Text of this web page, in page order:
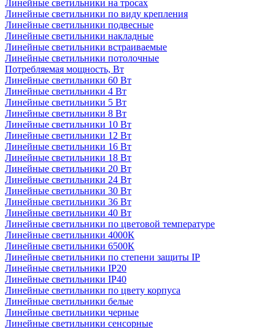
Линейные светильники на тросах
Линейные светильники по виду крепления
Линейные светильники подвесные
Линейные светильники накладные
Линейные светильники встраиваемые
Линейные светильники потолочные
Потребляемая мощность, Вт
Линейные светильники 60 Вт
Линейные светильники 4 Вт
Линейные светильники 5 Вт
Линейные светильники 8 Вт
Линейные светильники 10 Вт
Линейные светильники 12 Вт
Линейные светильники 16 Вт
Линейные светильники 18 Вт
Линейные светильники 20 Вт
Линейные светильники 24 Вт
Линейные светильники 30 Вт
Линейные светильники 36 Вт
Линейные светильники 40 Вт
Линейные светильники по цветовой температуре
Линейные светильники 4000К
Линейные светильники 6500К
Линейные светильники по степени защиты IP
Линейные светильники IP20
Линейные светильники IP40
Линейные светильники по цвету корпуса
Линейные светильники белые
Линейные светильники черные
Линейные светильники сенсорные